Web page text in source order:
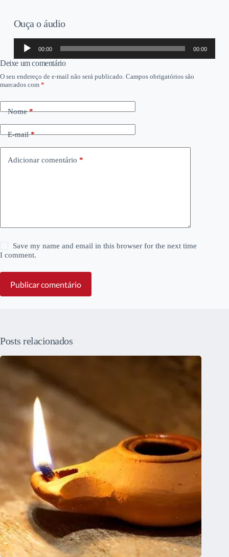
Ouça o áudio
Tocador
áudio
00:00 00:00
Deixe um comentário
O seu endereço de e-mail não será publicado. Campos obrigatórios são
marcados com *
Nome*
E-mail*
Adicionar comentário *
Save my name and email in this browser for the next time
I comment.
Publicar comentário
Posts relacionados